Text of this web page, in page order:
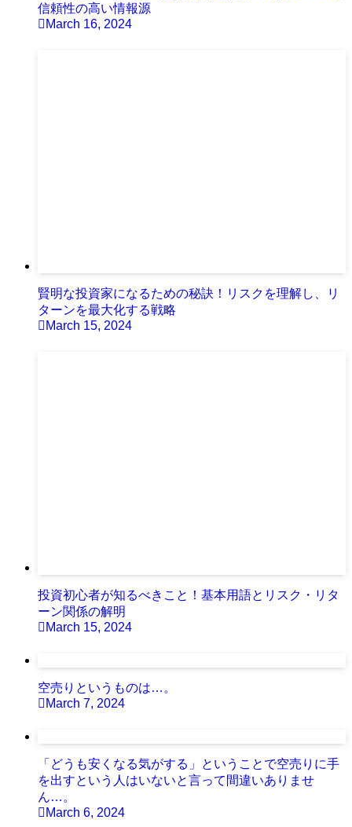
信頼性の高い情報源
March 16, 2024
賢明な投資家になるための秘訣！リスクを理解し、リ
ターンを最大化する戦略
March 15, 2024
投資初心者が知るべきこと！基本用語とリスク・リタ
ーン関係の解明
March 15, 2024
空売りというものは…。
March 7, 2024
「どうも安くなる気がする」ということで空売りに手
を出すという人はいないと言って間違いありませ
ん…。
March 6, 2024